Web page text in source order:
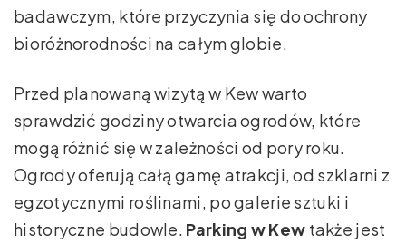
badawczym, które przyczynia się do ochrony
bioróżnorodności na całym globie.
Przed planowaną wizytą w Kew warto
sprawdzić godziny otwarcia ogrodów, które
mogą różnić się w zależności od pory roku.
Ogrody oferują całą gamę atrakcji, od szklarni z
egzotycznymi roślinami, po galerie sztuki i
historyczne budowle. Parking w Kew także jest